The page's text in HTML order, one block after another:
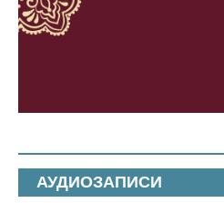
АУДИОЗАПИСИ